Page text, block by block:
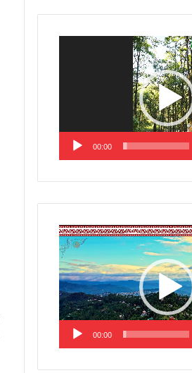
00:00
Video
Player
00:00